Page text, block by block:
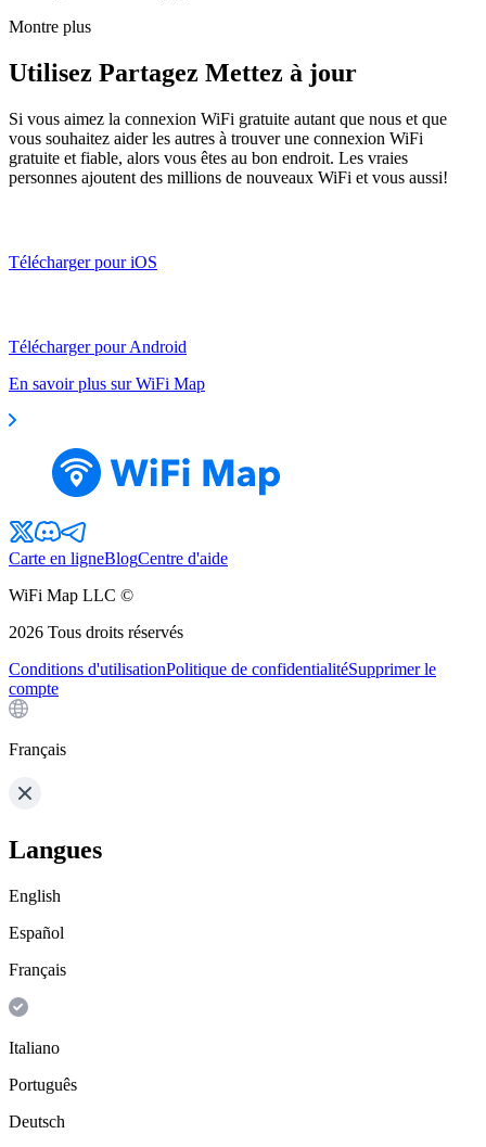
Montre plus
Utilisez Partagez Mettez à jour
Si vous aimez la connexion WiFi gratuite autant que nous et que
vous souhaitez aider les autres à trouver une connexion WiFi
gratuite et fiable, alors vous êtes au bon endroit. Les vraies
personnes ajoutent des millions de nouveaux WiFi et vous aussi!
Télécharger pour iOS
Télécharger pour Android
En savoir plus sur WiFi Map
Carte en ligneBlogCentre d'aide
WiFi Map LLC ©
2026 Tous droits réservés
Conditions d'utilisationPolitique de confidentialitéSupprimer le
compte
Français
Langues
English
Español
Français
Italiano
Português
Deutsch